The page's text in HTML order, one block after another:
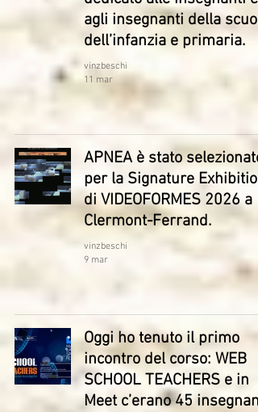
agli insegnanti della
dell’infanzia e primaria.
vinzbeschi
11 mar
APNEA è stato selezionato
per la Signature Exhibition
di VIDEOFORMES 2026 a
Clermont-Ferrand.
vinzbeschi
9 mar
Oggi ho tenuto il primo
incontro del corso: WEB
SCHOOL TEACHERS e in
Meet c’erano 45 insegnanti